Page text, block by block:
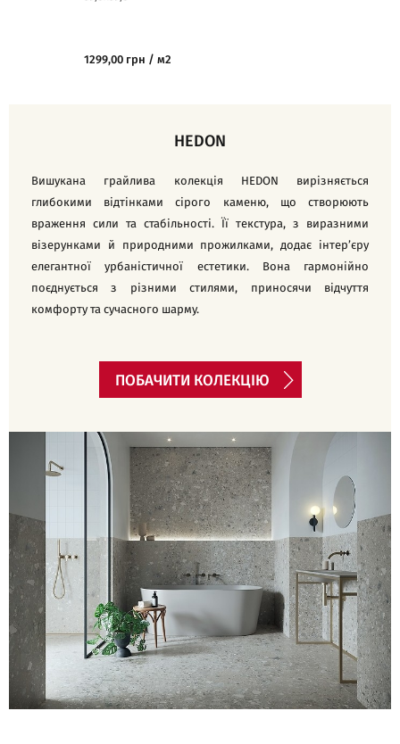
1299,00 грн / м2
HEDON
Вишукана грайлива колекція HEDON вирізняється
глибокими відтінками сірого каменю, що створюють
враження сили та стабільності. Її текстура, з виразними
візерунками й природними прожилками, додає інтер’єру
елегантної урбаністичної естетики. Вона гармонійно
поєднується з різними стилями, приносячи відчуття
комфорту та сучасного шарму.
ПОБАЧИТИ КОЛЕКЦІЮ